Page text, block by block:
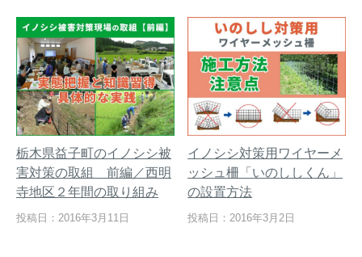
栃木県益子町のイノシシ被
害対策の取組 前編／西明
寺地区２年間の取り組み
投稿日：2016年3月11日
イノシシ対策用ワイヤーメ
ッシュ柵「いのししくん」
の設置方法
投稿日：2016年3月2日